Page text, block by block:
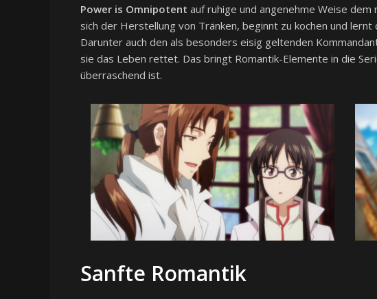
Power is Omnipotent auf ruhige und angenehme Weise
sich der Herstellung von Tränken, beginnt zu kochen und
Darunter auch den als besonders eisig geltenden
sie das Leben rettet. Das bringt Romantik-Elemente in die
überraschend ist.
Sanfte Romantik